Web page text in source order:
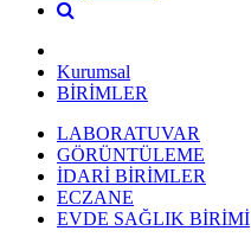
Kurumsal
BİRİMLER
LABORATUVAR
GÖRÜNTÜLEME
İDARİ BİRİMLER
ECZANE
EVDE SAĞLIK BİRİMİ